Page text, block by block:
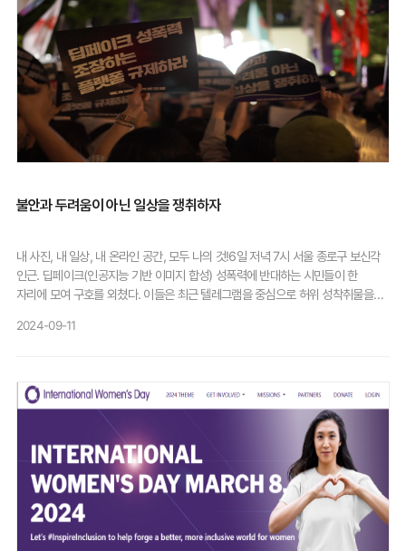
불안과 두려움이 아닌 일상을 쟁취하자
내 사진, 내 일상, 내 온라인 공간, 모두 나의 것!6일 저녁 7시 서울 종로구 보신각
인근. 딥페이크(인공지능 기반 이미지 합성) 성폭력에 반대하는 시민들이 한
자리에 모여 구호를 외쳤다. 이들은 최근 텔레그램을 중심으로 허위 성착취물을
대응을 촉구했다.이날 집회는 144개 단체가 공동 주최했다. 한국여성의전화,
함께 했다.참가자들은 한 목소리로 딥페이크 성착취는 구조적 범죄라고 외쳤다.
김여진 한국사이버성폭력대응센터 대표는 "딥페이크 전에 소라넷, 웹하드 카르텔,
대학 단톡방 성폭력, n번방이 있었다"며 "정부는 디지털 성폭력을 국정과제로
설정했으면서 여성폭력 방지 및 피해자 지원 예산 142억 원을 감축했다. 국가는
구조적 성차별이라는 본질을 외면한 것을 성찰해야 한다"고 외쳤다.피해자·시민
함께 손 잡고 연대성범죄 피해경험을 용기 있게 공유해 연대를 표한 이도 있었다.
한국성폭력상담소 소속 도겸 활동가는 2018년 한양대에서 일어난 이른바 '지인
능욕' 딥페이크 피해자 중 한 명이라고 밝힌 A씨의 입장문을 대독했다. A씨는
"인간관계 내 모든 여성을 성적으로 착취한 가해자가 건실한 사람으로 우리 사회에
2024-09-11